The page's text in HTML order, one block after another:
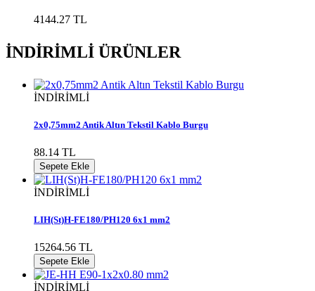
4144.27 TL
İNDİRİMLİ ÜRÜNLER
İNDİRİMLİ
2x0,75mm2 Antik Altın Tekstil Kablo Burgu
88.14 TL
Sepete Ekle
İNDİRİMLİ
LIH(St)H-FE180/PH120 6x1 mm2
15264.56 TL
Sepete Ekle
İNDİRİMLİ